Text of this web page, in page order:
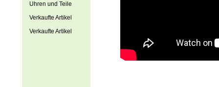
Uhren und Teile
Verkaufte Artikel
Verkaufte Artikel